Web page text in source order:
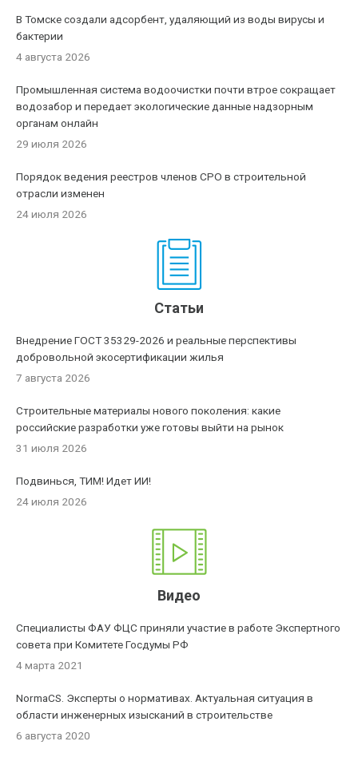
В Томске создали адсорбент, удаляющий из воды вирусы и
бактерии
4 августа 2026
Промышленная система водоочистки почти втрое сокращает
водозабор и передает экологические данные надзорным
органам онлайн
29 июля 2026
Порядок ведения реестров членов СРО в строительной
отрасли изменен
24 июля 2026
Статьи
Внедрение ГОСТ 35329-2026 и реальные перспективы
добровольной экосертификации жилья
7 августа 2026
Строительные материалы нового поколения: какие
российские разработки уже готовы выйти на рынок
31 июля 2026
Подвинься, ТИМ! Идет ИИ!
24 июля 2026
Видео
Специалисты ФАУ ФЦС приняли участие в работе Экспертного
совета при Комитете Госдумы РФ
4 марта 2021
NormaCS. Эксперты о нормативах. Актуальная ситуация в
области инженерных изысканий в строительстве
6 августа 2020